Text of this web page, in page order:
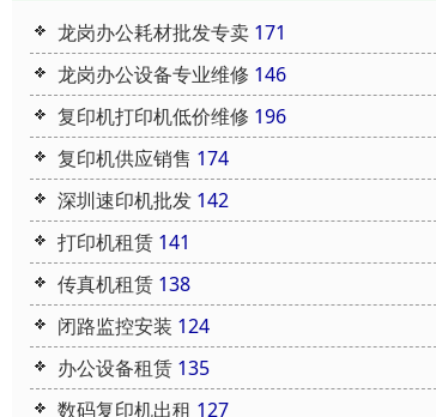
龙岗办公耗材批发专卖 171
龙岗办公设备专业维修 146
复印机打印机低价维修 196
复印机供应销售 174
深圳速印机批发 142
打印机租赁 141
传真机租赁 138
闭路监控安装 124
办公设备租赁 135
数码复印机出租 127